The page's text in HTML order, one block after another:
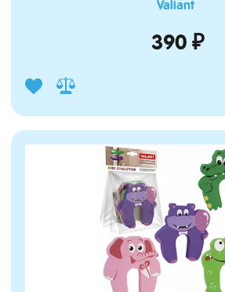
Valiant
390 ₽